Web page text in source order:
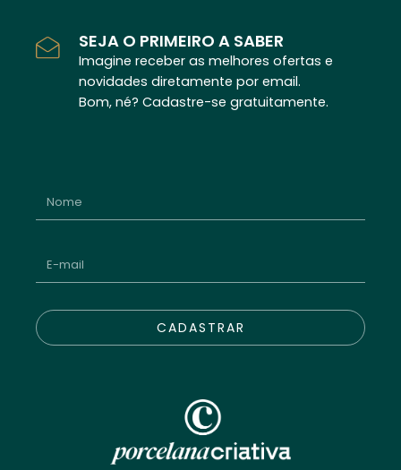
SEJA O PRIMEIRO A SABER
Imagine receber as melhores ofertas e
novidades diretamente por email.
Bom, né? Cadastre-se gratuitamente.
CADASTRAR